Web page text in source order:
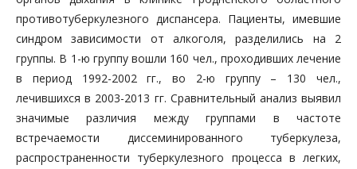
противотуберкулезного диспансера. Пациенты, имевшие
син­дром зависимости от алкоголя, разделились на 2
группы. В 1-ю группу вошли 160 чел., проходивших лечение
в период 1992-2002 гг., во 2-ю группу – 130 чел.,
лечившихся в 2003-2013 гг. Сравнительный анализ выявил
значимые различия между группами в частоте
встречаемости диссеминированного туберкулеза,
распространенности туберкулезно­го процесса в легких,